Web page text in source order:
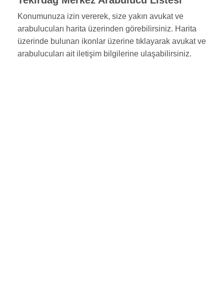
Konumunuza izin vererek, size yakın avukat ve
arabulucuları harita üzerinden görebilirsiniz. Harita
üzerinde bulunan ikonlar üzerine tıklayarak avukat ve
arabulucuları ait iletişim bilgilerine ulaşabilirsiniz.